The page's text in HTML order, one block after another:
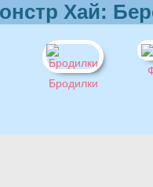
Хай:
Бродилки